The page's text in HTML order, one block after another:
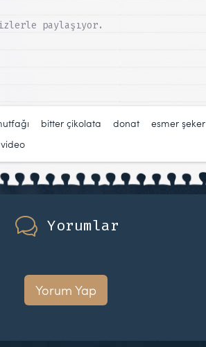
paylaşıyor.
bitter çikolata donat esmer şeker
video
Yorumlar
Yorum Yap